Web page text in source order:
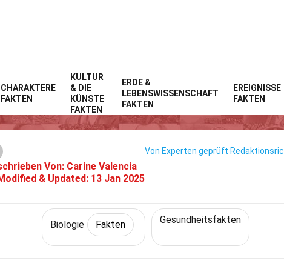
CHARAKTERE
FAKTEN
KULTUR
& DIE
KÜNSTE
FAKTEN
ERDE &
LEBENSWISSENSCHAFT
FAKTEN
EREIGNISSE
FAKTEN
Home Wissenschaft Fakten Fakten
39 Fakten Über Puls
Von: Carine Valencia
& Updated: 13 Jan 2025
Von Experten geprüft
Biologie Fakten Gesundheitsfakten